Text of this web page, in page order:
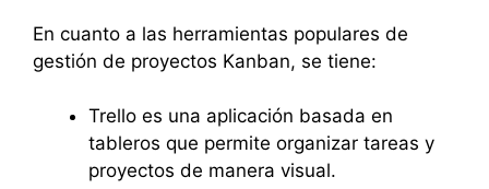
En cuanto a las herramientas populares de
gestión de proyectos Kanban, se tiene:
Trello es una aplicación basada en
tableros que permite organizar tareas y
proyectos de manera visual.